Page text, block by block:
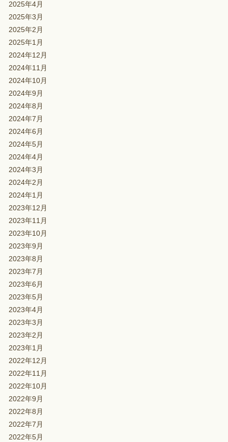
2025年4月
2025年3月
2025年2月
2025年1月
2024年12月
2024年11月
2024年10月
2024年9月
2024年8月
2024年7月
2024年6月
2024年5月
2024年4月
2024年3月
2024年2月
2024年1月
2023年12月
2023年11月
2023年10月
2023年9月
2023年8月
2023年7月
2023年6月
2023年5月
2023年4月
2023年3月
2023年2月
2023年1月
2022年12月
2022年11月
2022年10月
2022年9月
2022年8月
2022年7月
2022年5月